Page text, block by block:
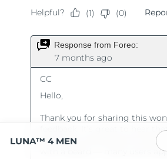
LUNA™ 4 MEN